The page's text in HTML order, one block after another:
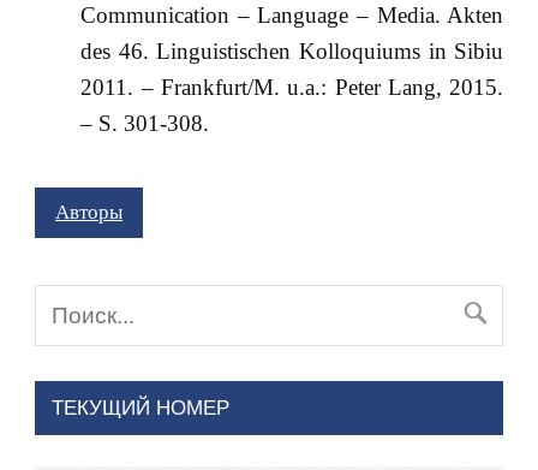
Communication – Language – Media. Akten
des 46. Linguistischen Kolloquiums in Sibiu
2011. – Frankfurt/M. u.a.: Peter Lang, 2015.
– S. 301-308.
Авторы
ТЕКУЩИЙ НОМЕР